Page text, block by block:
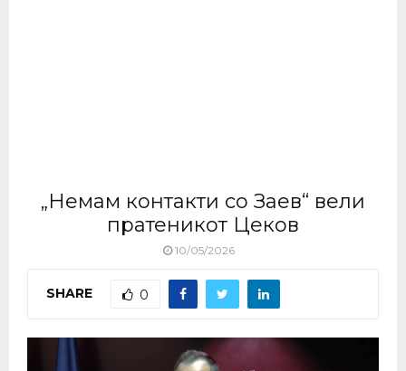
„Немам контакти со Заев“ вели
пратеникот Цеков
10/05/2026
SHARE 0